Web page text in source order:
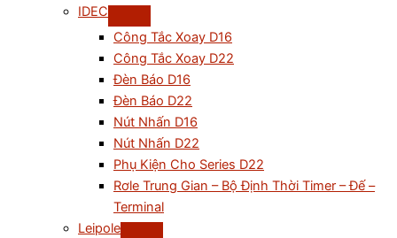
IDEC
Công Tắc Xoay D16
Công Tắc Xoay D22
Đèn Báo D16
Đèn Báo D22
Nút Nhấn D16
Nút Nhấn D22
Phụ Kiện Cho Series D22
Rơle Trung Gian – Bộ Định Thời Timer – Đế –
Terminal
Leipole